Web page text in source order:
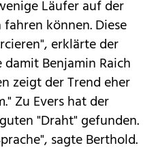
Läufer auf der
können. Diese
erklärte der
Benjamin Raich
zeigt der Trend eher
Zu Evers hat der
"Draht" gefunden.
sagte Berthold.